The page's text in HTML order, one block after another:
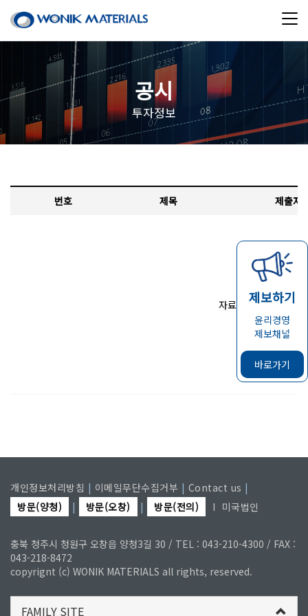
제보하기
윤리경영
제보채널
바로가기
공시
투자정보
번호 제목 제출자
자료가 없습니다
개인정보처리방침 | 이메일무단수집거부 | Contact us |
방문(양청)
| 방문(오창) | 방문(전의) I 미국법인
충북 청주시 청원구 오창읍 양청3길 30 / TEL : 043-210-4300 / FAX :
043-218-8472
copyrignt (c) WONIK MATERIALS all rights, reserved.
FAMILY SITE